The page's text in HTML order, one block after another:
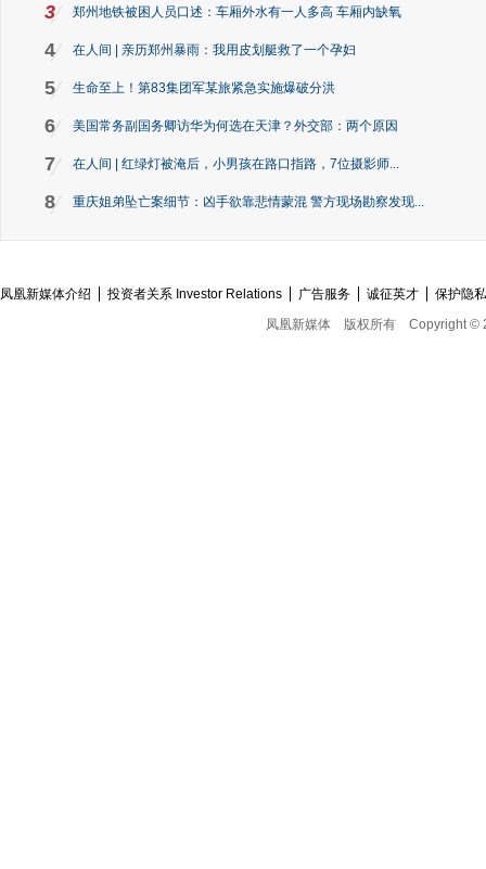
3 郑州地铁被困人员口述：车厢外水有一人多高 车厢内缺氧
4 在人间 | 亲历郑州暴雨：我用皮划艇救了一个孕妇
5 生命至上！第83集团军某旅紧急实施爆破分洪
6 美国常务副国务卿访华为何选在天津？外交部：两个原因
7 在人间 | 红绿灯被淹后，小男孩在路口指路，7位摄影师...
8 重庆姐弟坠亡案细节：凶手欲靠悲情蒙混 警方现场勘察发现...
凤凰新媒体介绍 投资者关系 Investor Relations 广告服务 诚征英才
保护隐
凤凰新媒体
版权所有 Copyright ©